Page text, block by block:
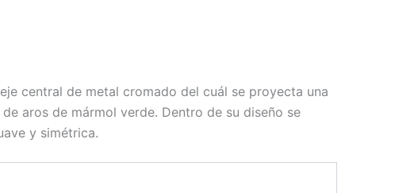
central de metal cromado del cuál se proyecta una
aros de mármol verde. Dentro de su diseño se
y simétrica.